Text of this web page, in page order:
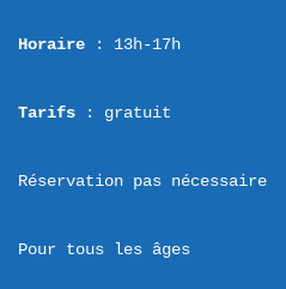
Horaire : 13h-17h
Tarifs : gratuit
Réservation pas nécessaire
Pour tous les âges